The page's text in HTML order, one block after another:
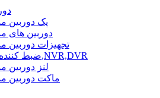
پک دوربین
دوربین های
تجهیزات دوربین
ضبط کننده تصاویر,NVR,DVR
لنز دوربین
ماکت دوربین